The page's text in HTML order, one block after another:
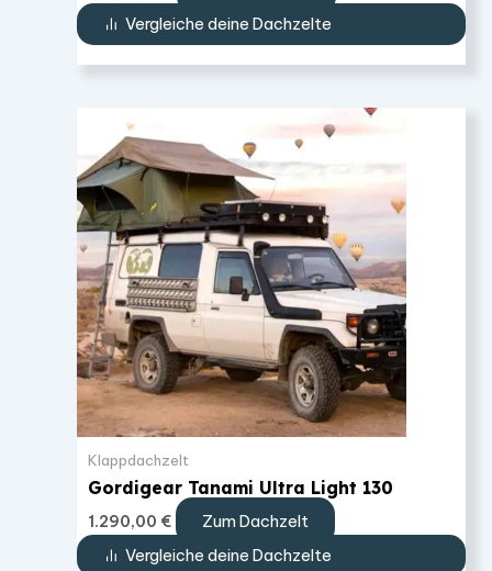
Vergleiche deine Dachzelte
Klappdachzelt
Gordigear Tanami Ultra Light 130
1.290,00 €
Zum Dachzelt
Vergleiche deine Dachzelte